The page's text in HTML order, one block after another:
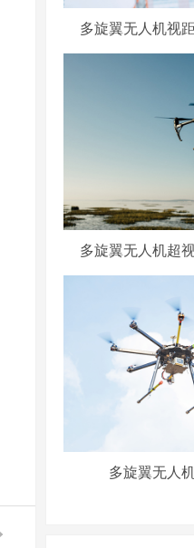
多旋翼无人机视
多旋翼无人机超
多旋翼无人